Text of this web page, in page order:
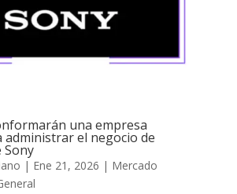
una empresa
el negocio de
Sony
| Ene 21, 2026 | Mercado